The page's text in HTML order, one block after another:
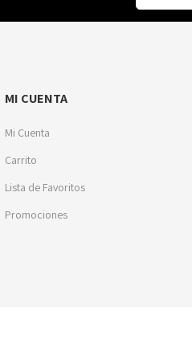
MI CUENTA
Mi Cuenta
Carrito
Lista de Favoritos
Promociones